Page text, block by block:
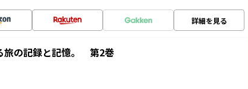
詳細を見る
の記録と記憶。 第2巻